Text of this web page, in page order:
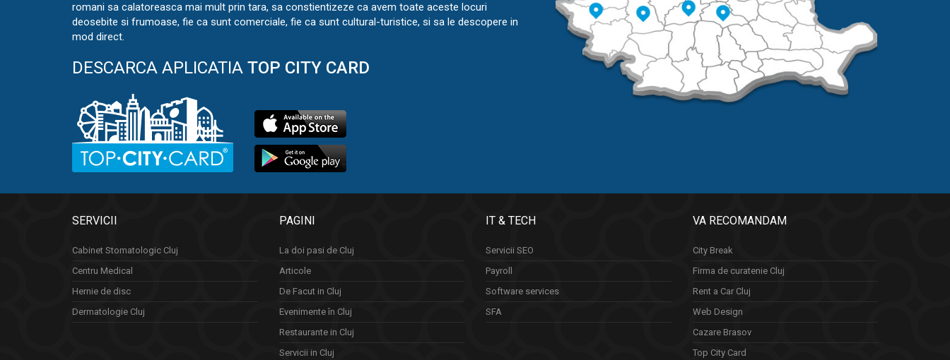
romani sa calatoreasca mai mult prin tara, sa constientizeze ca avem toate aceste locuri
deosebite si frumoase, fie ca sunt comerciale, fie ca sunt cultural-turistice, si sa le descopere in
mod direct.
DESCARCA APLICATIA TOP CITY CARD
SERVICII
Cabinet Stomatologic Cluj
Centru Medical
Hernie de disc
Dermatologie Cluj
PAGINI
La doi pasi de Cluj
Articole
De Facut in Cluj
Evenimente în Cluj
Restaurante in Cluj
Servicii in Cluj
IT & TECH
Servicii SEO
Payroll
Software services
SFA
VA RECOMANDAM
City Break
Firma de curatenie Cluj
Rent a Car Cluj
Web Design
Cazare Brasov
Top City Card